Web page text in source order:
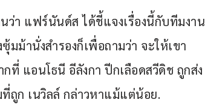
ว่า แฟร์นันด์ส ได้ชี้แจงเรื่องนี้กับทีมงาน
ม้านั่งสำรองก็เพื่อถามว่า จะให้เขา
ที่ แอนโธนี อีลังกา ปีกเลือดสวีดิช ถูกส่ง
ถูก เนวิลล์ กล่าวหาแม้แต่น้อย.